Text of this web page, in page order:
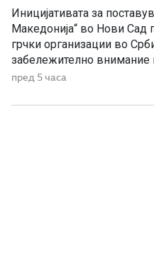
Иницијативата за
Македонија“ во Нови Сад
грчки организации во
забележително внимание
Македонскиот национален
туку треба да биде траен
пред 5 часа